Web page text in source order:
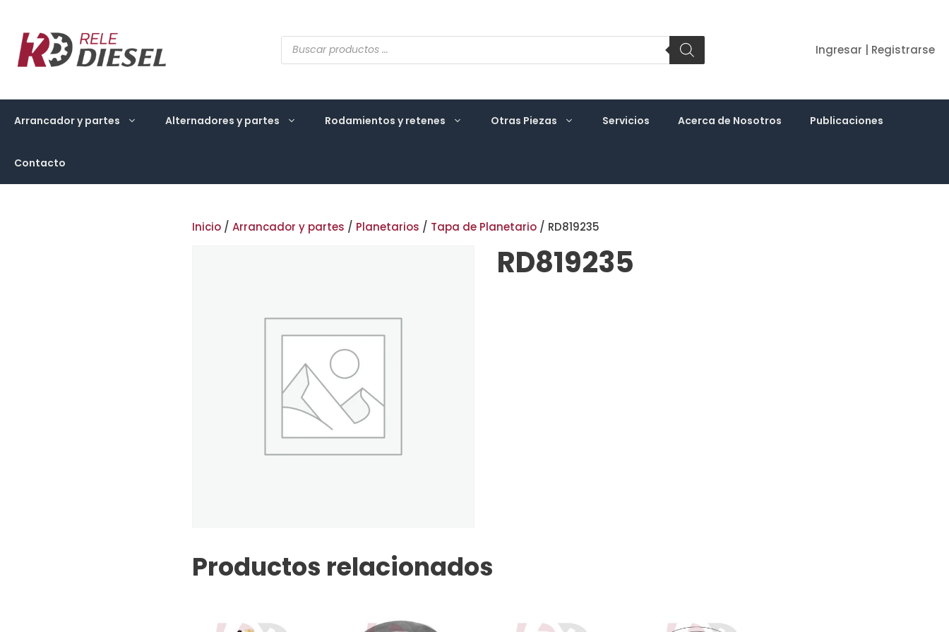
contenido
Búsqueda
de
productos
Ingresar | Registrarse
Arrancador y partes Alternadores y partes Rodamientos y retenes Otras Piezas Servicios Acerca de Nosotros Publicaciones
Contacto
Inicio / Arrancador y partes / Planetarios / Tapa de Planetario / RD819235
RD819235
Productos relacionados